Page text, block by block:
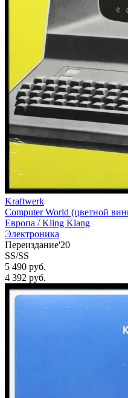
Kraftwerk
Computer World (цветной
Европа /Kling Klang
Электроника
Переиздание'20
SS/SS
5 490 руб.
4 392 руб.